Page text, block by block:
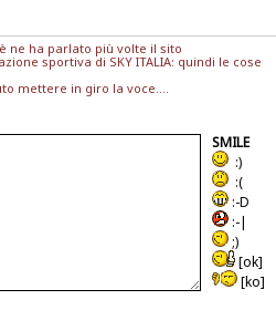
ne ha parlato più volte il sito
sportiva di SKY ITALIA: quindi le cose
mettere in giro la voce....
SMILE
:)
:(
:-D
:-|
;)
[ok]
[ko]